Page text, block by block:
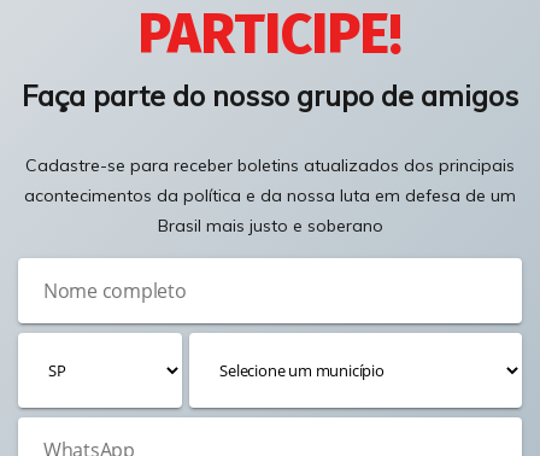
PARTICIPE!
Faça parte do nosso grupo de amigos
Cadastre-se para receber boletins atualizados dos principais
acontecimentos da política e da nossa luta em defesa de um
Brasil mais justo e soberano